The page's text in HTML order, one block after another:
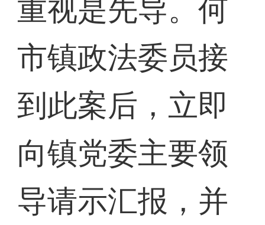
重视是先导。何
市镇政法委员接
到此案后，立即
向镇党委主要领
导请示汇报，并